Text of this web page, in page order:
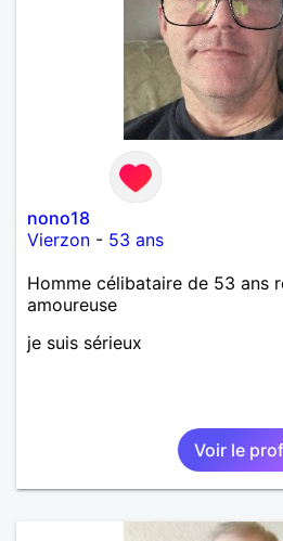
nono18
Vierzon - 53 ans
Homme célibataire de 53 ans
amoureuse
je suis sérieux
Voir le